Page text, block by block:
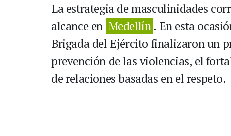
La estrategia de masculinidades
alcance en Medellín . En esta
Brigada del Ejército finalizaron un
prevención de las violencias, el
de relaciones basadas en el respeto.